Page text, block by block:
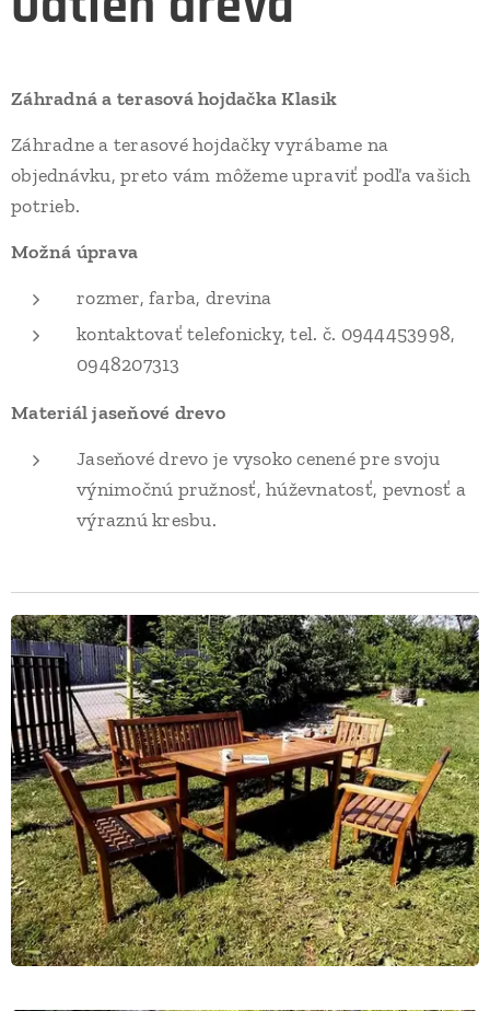
Záhradná a terasová hojdačka Klasik
Záhradne a terasové hojdačky vyrábame na
objednávku, preto vám môžeme upraviť podľa vašich
potrieb.
Možná úprava
rozmer, farba, drevina
kontaktovať telefonicky, tel. č. 0944453998,
0948207313
Materiál jaseňové drevo
Jaseňové drevo je vysoko cenené pre svoju
výnimočnú pružnosť, húževnatosť, pevnosť a
výraznú kresbu.